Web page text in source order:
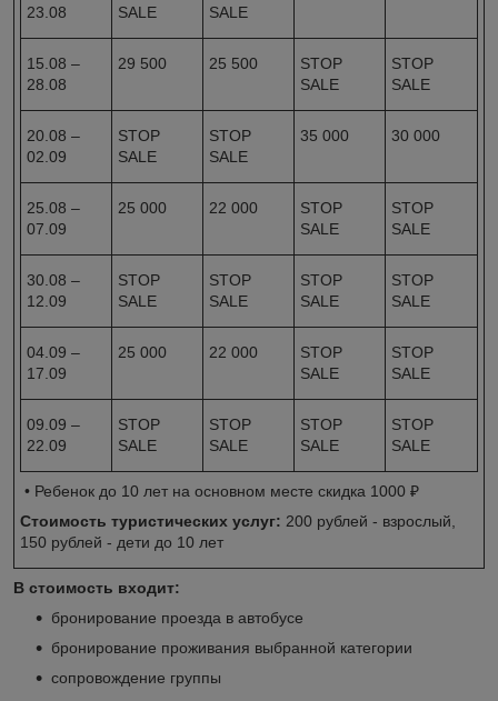
23.08 SALE SALE
15.08 –
28.08
29 500 25 500
STOP
SALE
STOP
SALE
20.08 –
02.09
STOP
SALE
STOP
SALE
35 000 30 000
25.08 –
07.09
25 000 22 000
STOP
SALE
STOP
SALE
30.08 –
12.09
STOP
SALE
STOP
SALE
STOP
SALE
STOP
SALE
04.09 –
17.09
25 000 22 000
STOP
SALE
STOP
SALE
09.09 –
22.09
STOP
SALE
STOP
SALE
STOP
SALE
STOP
SALE
• Ребенок до 10 лет на основном месте скидка 1000 ₽
Стоимость туристических услуг: 200 рублей - взрослый,
150 рублей - дети до 10 лет
В стоимость входит:
бронирование проезда в автобусе
бронирование проживания выбранной категории
сопровождение группы